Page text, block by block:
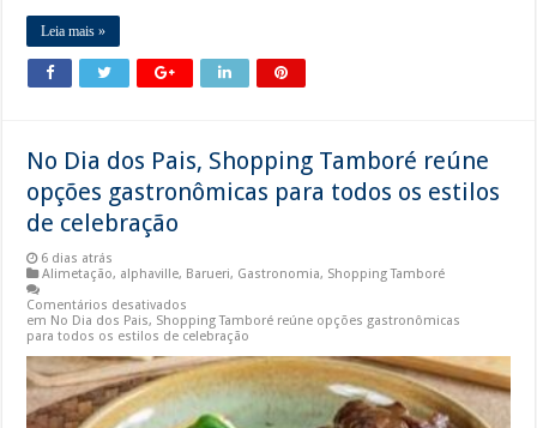
Leia mais »
No Dia dos Pais, Shopping Tamboré reúne
opções gastronômicas para todos os estilos
de celebração
6 dias atrás
Alimetação, alphaville, Barueri, Gastronomia, Shopping Tamboré
Comentários desativados
em No Dia dos Pais, Shopping Tamboré reúne opções gastronômicas
para todos os estilos de celebração